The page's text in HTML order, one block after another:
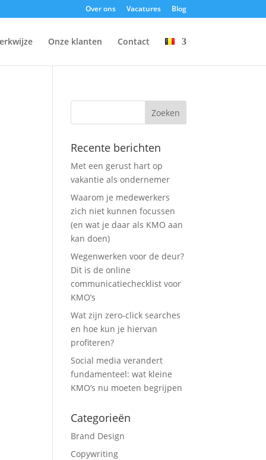
Over ons Vacatures Blog
Onze klanten Contact
Recente berichten
Met een gerust hart op
vakantie als ondernemer
Waarom je medewerkers
zich niet kunnen focussen
(en wat je daar als KMO aan
kan doen)
Wegenwerken voor de deur?
Dit is de online
communicatiechecklist voor
KMO’s
Wat zijn zero-click searches
en hoe kun je hiervan
profiteren?
Social media verandert
fundamenteel: wat kleine
KMO’s nu moeten begrijpen
Categorieën
Brand Design
Copywriting